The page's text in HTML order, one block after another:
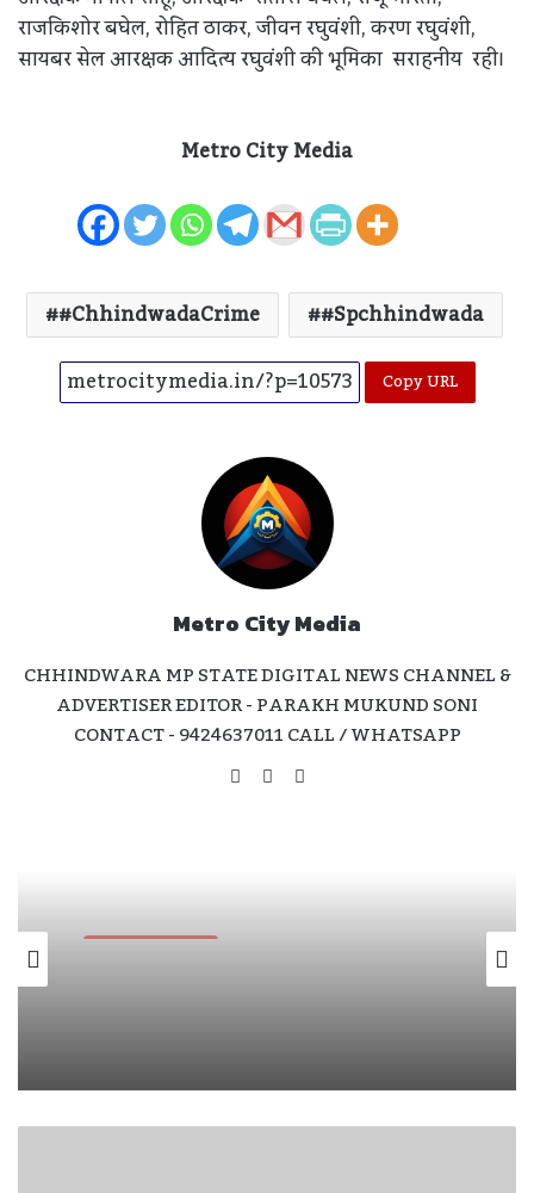
राजकिशोर बघेल, रोहित ठाकर, जीवन रघुवंशी, करण रघुवंशी,
सायबर सेल आरक्षक आदित्य रघुवंशी की भूमिका सराहनीय रही।
Metro City Media
#ChhindwadaCrime #spchhindwada
Copy URL
Metro City Media
CHHINDWARA MP STATE DIGITAL NEWS CHANNEL &
ADVERTISER EDITOR - PARAKH MUKUND SONI
CONTACT - 9424637011 CALL / WHATSAPP
WebsiteFacebook